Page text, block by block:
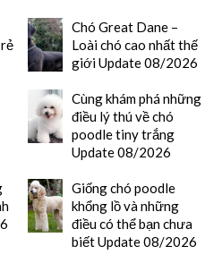
Chó Great Dane –
Loài chó cao nhất thế
giới Update 08/2026
Cùng khám phá những
điều lý thú về chó
poodle tiny trắng
Update 08/2026
Giống chó poodle
khổng lồ và những
điều có thể bạn chưa
biết Update 08/2026